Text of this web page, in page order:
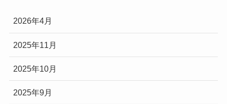
2026年4月
2025年11月
2025年10月
2025年9月